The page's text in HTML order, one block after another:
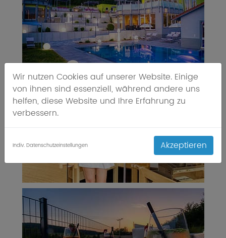
Wir nutzen Cookies auf unserer Website. Einige
von ihnen sind essenziell, während andere uns
helfen, diese Website und Ihre Erfahrung zu
verbessern.
Indiv. Datenschutzeinstellungen Akzeptieren